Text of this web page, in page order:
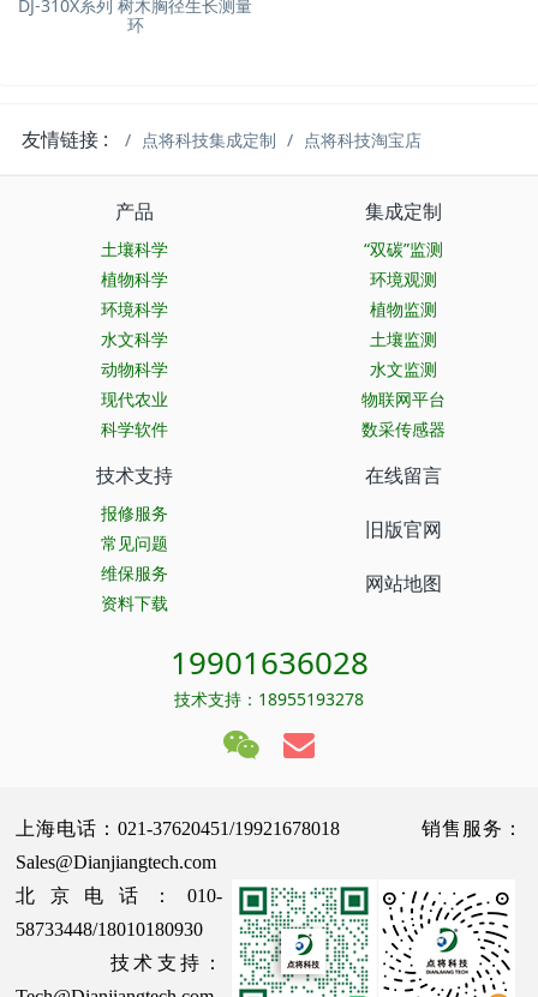
DJ-310X系列 树木胸径生长测量
环
友情链接 : 点将科技集成定制 点将科技淘宝店
产品
土壤科学
植物科学
环境科学
水文科学
动物科学
现代农业
科学软件
集成定制
“双碳”监测
环境观测
植物监测
土壤监测
水文监测
物联网平台
数采传感器
技术支持
报修服务
常见问题
维保服务
资料下载
在线留言
旧版官网
网站地图
19901636028
技术支持：18955193278
上海电话：021-37620451/19921678018 销售服务：
Sales@Dianjiangtech.com
北京电话：010-
58733448/18010180930
技术支持：